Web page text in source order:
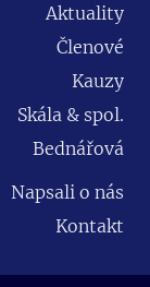
Aktuality
Členové
Kauzy
Skála & spol.
Bednářová
Napsali o nás
Kontakt